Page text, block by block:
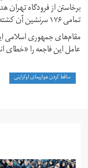
برخاستن از فرودگاه
تمامی ۱۷۶ سرنشین آن کشته شدند.
مقام‌های جمهوری اسلامی
عامل این فاجعه را «خطای
ساقط کردن هواپیمای اوکراینی